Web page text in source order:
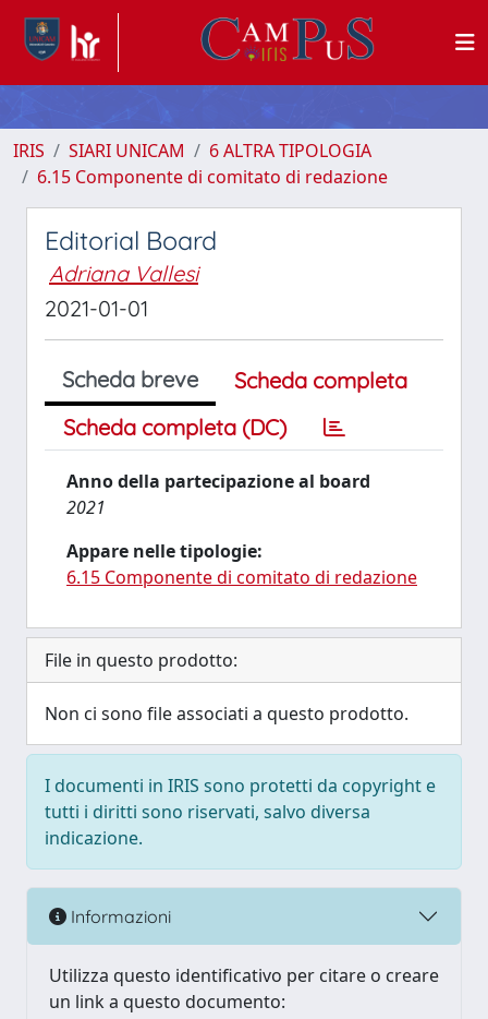
IRIS SIARI UNICAM
6 ALTRA TIPOLOGIA
6.15 Componente di comitato di redazione
Editorial Board
Adriana Vallesi
2021-01-01
Scheda breve
Scheda completa
Scheda completa (DC)
Anno della partecipazione al board
2021
Appare nelle tipologie:
6.15 Componente di comitato di redazione
File in questo prodotto:
Non ci sono file associati a questo prodotto.
I documenti in IRIS sono protetti da copyright e
tutti i diritti sono riservati, salvo diversa
indicazione.
Informazioni
Utilizza questo identificativo per citare o creare
un link a questo documento: